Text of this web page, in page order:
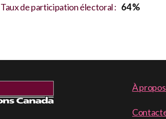
Taux de participation électoral : 64 %
À